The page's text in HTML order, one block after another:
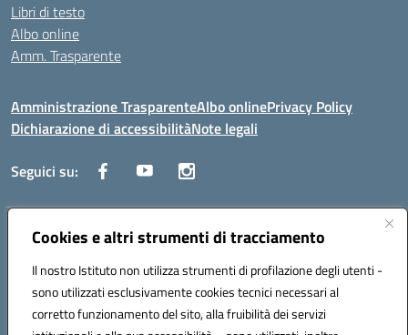
Cookies e altri strumenti di tracciamento
Il nostro Istituto non utilizza strumenti di profilazione degli utenti -
sono utilizzati esclusivamente cookies tecnici necessari al
corretto funzionamento del sito, alla fruibilità dei servizi
Libri di testo
Albo online
Amm. Trasparente
Amministrazione TrasparenteAlbo onlinePrivacy Policy
Dichiarazione di accessibilitàNote legali
Seguici su:
Indirizzo:Lecce
Posta elettronica certificata (PEC):leis03400t@pec.istruzione.it
Codice fiscale: 80010750752
Codice meccanografico: leis03400t